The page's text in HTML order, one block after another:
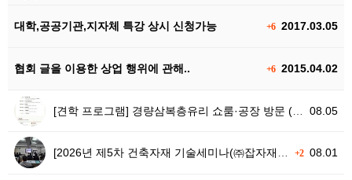
+62017.03.05
대학,공공기관,지자체 특강 상시 신청가능
+62015.04.02
협회 글을 이용한 상업 행위에 관해..
08.05
[견학 프로그램] 경량삼복층유리 쇼룸·공장 방문 (코닝정밀소재)
+208.01
[2026년 제5차 건축자재 기술세미나(㈜잡자재)] 후기